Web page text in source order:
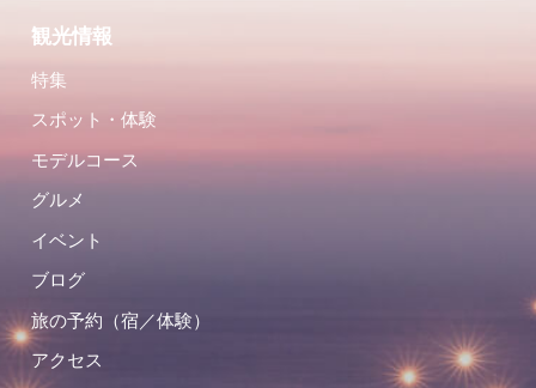
観光情報
特集
スポット・体験
モデルコース
グルメ
イベント
ブログ
旅の予約（宿／体験）
アクセス